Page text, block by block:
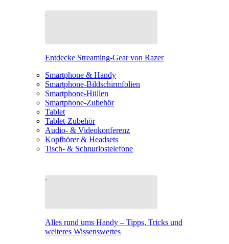
Entdecke Streaming-Gear von Razer
Smartphone & Handy
Smartphone-Bildschirmfolien
Smartphone-Hüllen
Smartphone-Zubehör
Tablet
Tablet-Zubehör
Audio- & Videokonferenz
Kopfhörer & Headsets
Tisch- & Schnurlostelefone
Alles rund ums Handy – Tipps, Tricks und
weiteres Wissenswertes